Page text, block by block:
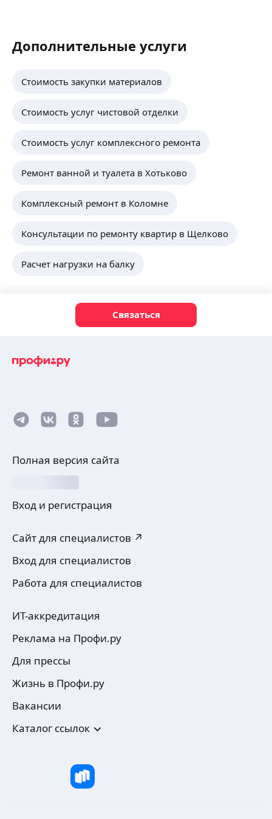
Дополнительные услуги
Стоимость закупки материалов
Стоимость услуг чистовой отделки
Стоимость услуг комплексного ремонта
Ремонт ванной и туалета в Хотьково
Комплексный ремонт в Коломне
Консультации по ремонту квартир в Щелково
Расчет нагрузки на балку
Связаться
Полная версия сайта
Вход и регистрация
Сайт для специалистов ↗
Вход для специалистов
Работа для специалистов
ИТ-аккредитация
Реклама на Профи.ру
Для прессы
Жизнь в Профи.ру
Вакансии
Каталог ссылок